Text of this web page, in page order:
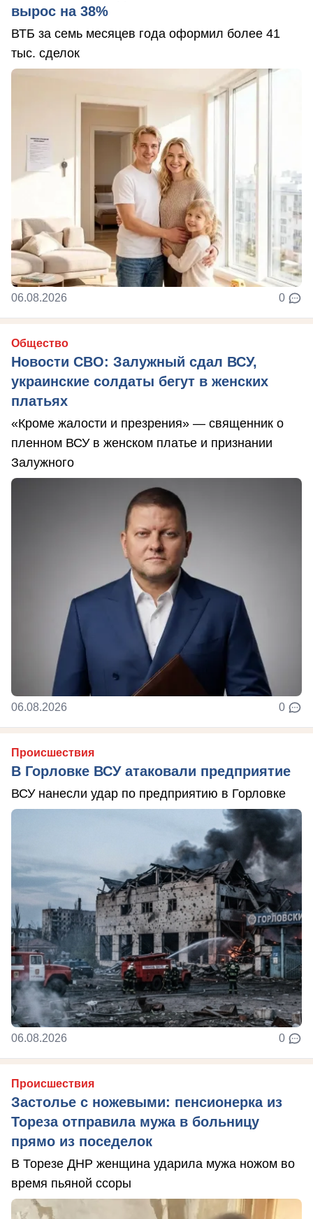
вырос на 38%
ВТБ за семь месяцев года оформил более 41
тыс. сделок
06.08.2026 0
Общество
Новости СВО: Залужный сдал ВСУ,
украинские солдаты бегут в женских
платьях
«Кроме жалости и презрения» — священник о
пленном ВСУ в женском платье и признании
Залужного
06.08.2026 0
Происшествия
В Горловке ВСУ атаковали предприятие
ВСУ нанесли удар по предприятию в Горловке
06.08.2026 0
Происшествия
Застолье с ножевыми: пенсионерка из
Тореза отправила мужа в больницу
прямо из поседелок
В Торезе ДНР женщина ударила мужа ножом во
время пьяной ссоры